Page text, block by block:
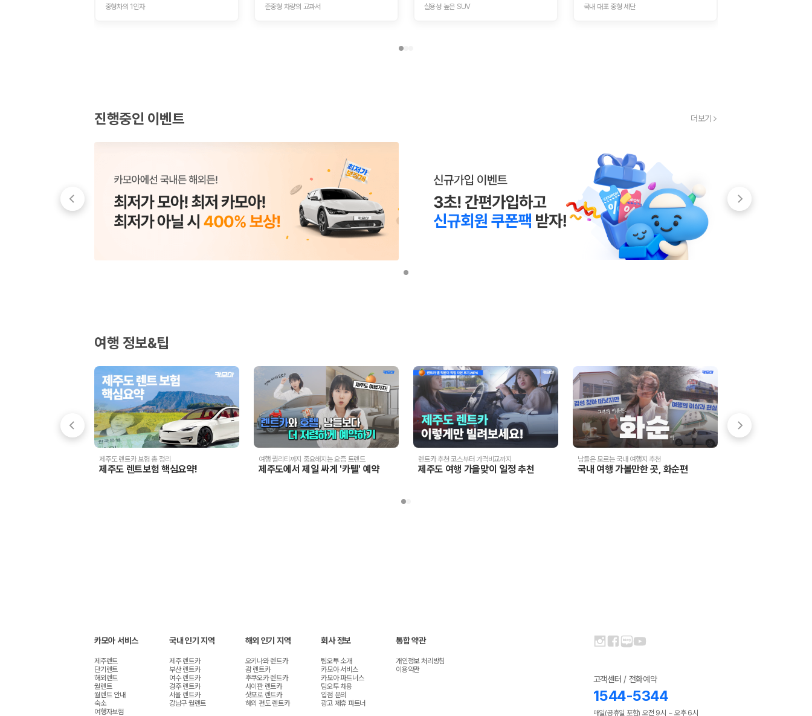
동일한 차량이라도 보험 조건에 따라 실제 부담 금액이 달라질 수 있습니다. 카모아는 제주 렌트카 가격뿐 아니라 일반자차, 완전자차, 슈퍼자차 조건을 함께 확인할 수 있도록 돕습니다.
2000만 고객이 선택한 렌트카 가격비교 플랫폼
175,206건
Q. 제주공항 근처 렌트카도 비교할 수 있나요?
Q. 제주 렌트카 가격비교 시 보험도 함께 비교할 수 있나요?
제주렌트카 가격비교 주요 링크
제주도 렌트카 실시간 최저가 가격비교
제주 렌트카 예약
국내 렌트카 가격비교
해외 렌트카 가격비교
중형차의 1인자 준중형 차량의 교과서 실용성 높은 SUV 국내 대표 중형 세단
진행중인 이벤트 더보기
여행 정보&팁
제주도 렌트카 보험 총 정리
제주도 렌트보험 핵심요약!
여행 퀄리티까지 중요해지는 요즘 트렌드
제주도에서 제일 싸게 '카텔' 예약
렌트카 추천 코스부터 가격비교까지
제주도 여행 가을맞이 일정 추천
남들은 모르는 국내 여행지 추천
국내 여행 가볼만한 곳, 화순편
카모아 서비스
제주렌트
단기렌트
해외렌트
월렌트
월렌트 안내
숙소
여행자보험
국내 인기 지역
제주 렌트카
부산 렌트카
여수 렌트카
경주 렌트카
서울 렌트카
강남구 월렌트
해외 인기 지역
오키나와 렌트카
괌 렌트카
후쿠오카 렌트카
사이판 렌트카
삿포로 렌트카
해외 편도 렌트카
회사 정보
팀오투 소개
카모아 서비스
카모아 파트너스
팀오투 채용
입점 문의
광고 제휴 파트너
통합 약관
개인정보 처리방침
이용약관
고객센터 / 전화예약
1544-5344
매일(공휴일 포함) 오전 9시 ~ 오후 6시